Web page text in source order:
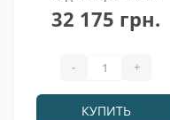
32 175 грн.
- +
КУПИТЬ